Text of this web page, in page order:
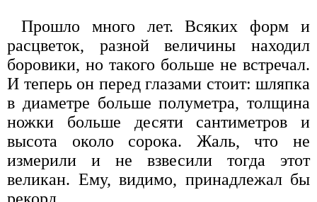
Прошло много лет. Всяких форм и
расцветок, разной величины находил
боровики, но такого больше не встречал.
И теперь он перед глазами стоит: шляпка
в диаметре больше полуметра, толщина
ножки больше десяти сантиметров и
высота около сорока. Жаль, что не
измерили и не взвесили тогда этот
великан. Ему, видимо, принадлежал бы